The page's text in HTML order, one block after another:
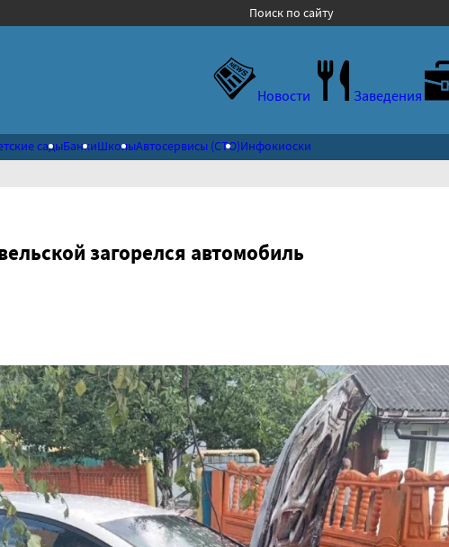
Поиск по сайту
Новости Заведения
садыБанкиШколыАвтосервисы (СТО)Инфокиоски
загорелся автомобиль